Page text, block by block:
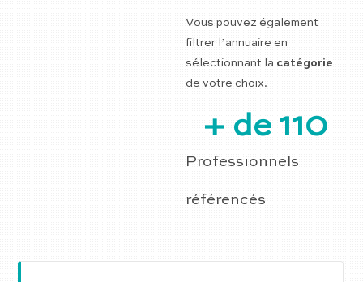
Vous pouvez également
filtrer l’annuaire en
sélectionnant la catégorie
de votre choix.
Professionnels
référencés
+ de 110